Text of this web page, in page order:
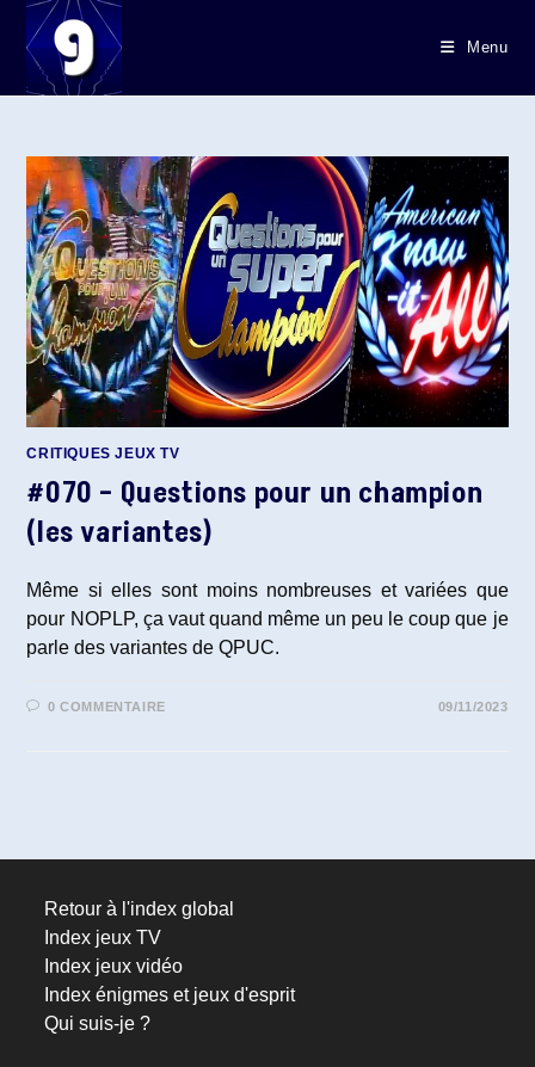
Skip
content
Menu
CRITIQUES JEUX TV
#070 – Questions pour un champion
(les variantes)
Même si elles sont moins nombreuses et variées que
pour NOPLP, ça vaut quand même un peu le coup que je
parle des variantes de QPUC.
0 COMMENTAIRE 09/11/2023
Retour à l'index global
Index jeux TV
Index jeux vidéo
Index énigmes et jeux d'esprit
Qui suis-je ?